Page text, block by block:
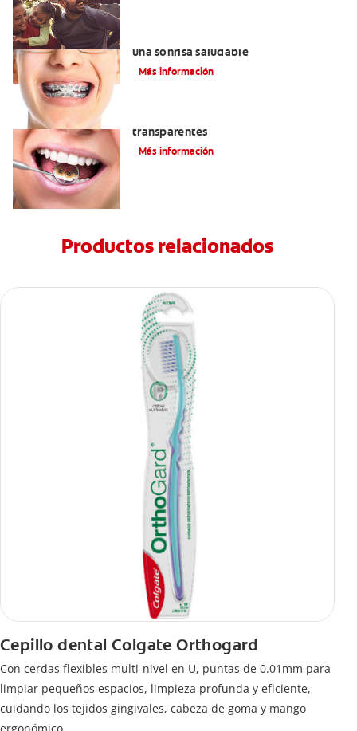
una sonrisa saludable
Más información
transparentes
Más información
Productos relacionados
Cepillo dental Colgate Orthogard
Con cerdas flexibles multi-nivel en U, puntas de 0.01mm para
limpiar pequeños espacios, limpieza profunda y eficiente,
cuidando los tejidos gingivales, cabeza de goma y mango